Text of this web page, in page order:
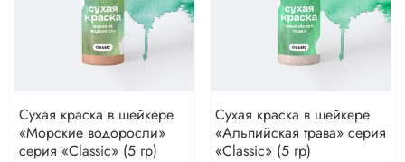
Сухая краска в шейкере
«Морские водоросли»
серия «Classic» (5 гр)
Сухая краска в шейкере
«Альпийская трава» серия
«Classic» (5 гр)